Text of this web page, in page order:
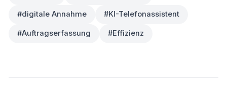
#digitale Annahme #KI-Telefonassistent
#Auftragserfassung #Effizienz